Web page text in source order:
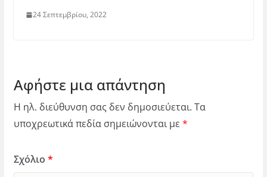
24 Σεπτεμβρίου, 2022
Αφήστε μια απάντηση
Η ηλ. διεύθυνση σας δεν δημοσιεύεται. Τα
υποχρεωτικά πεδία σημειώνονται με *
Σχόλιο *